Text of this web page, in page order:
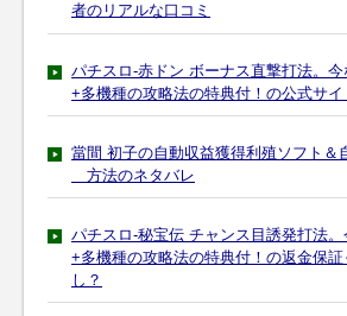
者のリアルな口コミ
パチスロ-赤ドン ボーナス直撃打法。
+多機種の攻略法の特典付！の公式サ
當間 初子の自動収益獲得利殖ソフト＆
方法のネタバレ
パチスロ-秘宝伝 チャンス目誘発打法
+多機種の攻略法の特典付！の返金保
し？